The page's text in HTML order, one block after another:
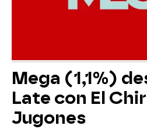
Mega (1,1%)
Late con El
Jugones